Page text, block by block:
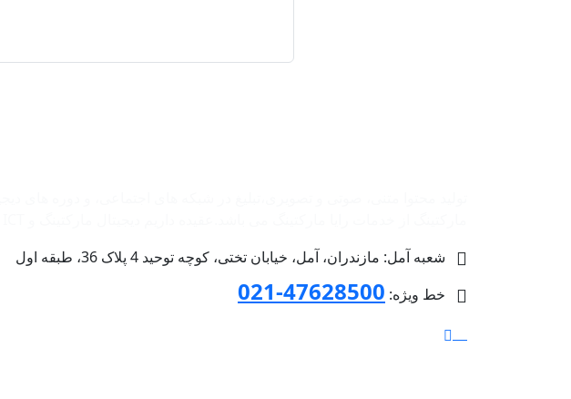
شعبه آمل: مازندران، آمل، خیابان تختی، کوچه توحید 4 پلاک 36، طبقه اول
خط ویژه: 47628500-021